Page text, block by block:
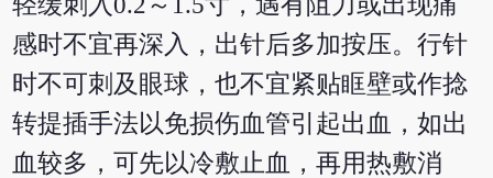
感时不宜再深入，出针后多加按压。行针
时不可刺及眼球，也不宜紧贴眶壁或作捻
转提插手法以免损伤血管引起出血，如出
血较多，可先以冷敷止血，再用热敷消